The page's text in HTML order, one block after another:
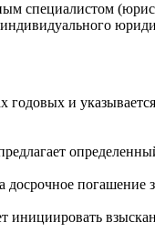
специалистом
годовых и
погашение